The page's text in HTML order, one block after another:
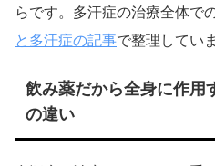
らです。多汗症の治療全体で
と多汗症の記事で整理してい
飲み薬だから全身に作用
の違い